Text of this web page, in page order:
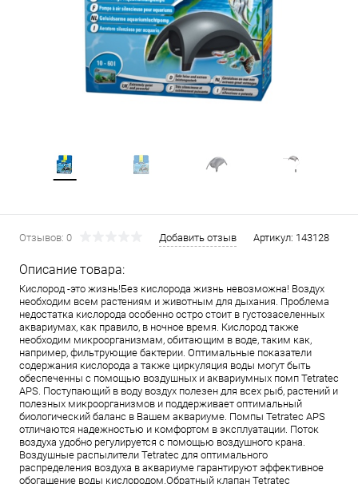
Отзывов: 0 Добавить отзыв Артикул: 143128
Описание товара:
Кислород -это жизнь!Без кислорода жизнь невозможна! Воздух
необходим всем растениям и животным для дыхания. Проблема
недостатка кислорода особенно остро стоит в густозаселенных
аквариумах, как правило, в ночное время. Кислород также
необходим микроорганизмам, обитающим в воде, таким как,
например, фильтрующие бактерии. Оптимальные показатели
содержания кислорода а также циркуляция воды могут быть
обеспеченны с помощью воздушных и аквариумных помп Tetratec
APS. Поступающий в воду воздух полезен для всех рыб, растений и
полезных микроорганизмов и поддерживает оптимальный
биологический баланс в Вашем аквариуме. Помпы Tetratec APS
отличаются надежностью и комфортом в эксплуатации. Поток
воздуха удобно регулируется с помощью воздушного крана.
Воздушные распылители Tetratec для оптимального
распределения воздуха в аквариуме гарантируют эффективное
обогащение воды кислородом.Обратный клапан Tetratec